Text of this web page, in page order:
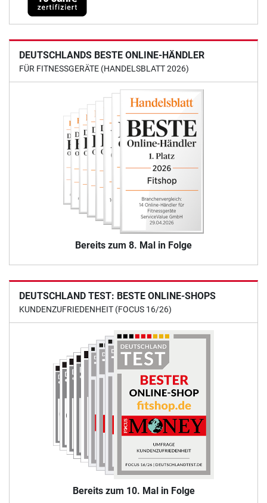
DEUTSCHLANDS BESTE ONLINE-HÄNDLER
FÜR FITNESSGERÄTE (HANDELSBLATT 2026)
Bereits zum 8. Mal in Folge
DEUTSCHLAND TEST: BESTE ONLINE-SHOPS
KUNDENZUFRIEDENHEIT (FOCUS 16/26)
Bereits zum 10. Mal in Folge